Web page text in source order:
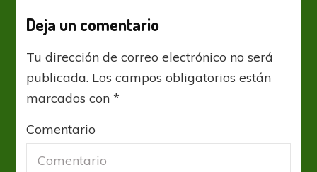
Deja un comentario
Tu dirección de correo electrónico no será
publicada. Los campos obligatorios están
marcados con*
Comentario